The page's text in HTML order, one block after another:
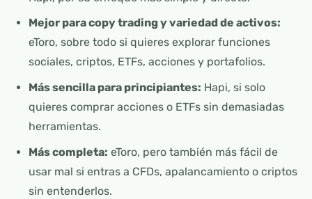
Mejor para copy trading y variedad de activos:
eToro, sobre todo si quieres explorar funciones
sociales, criptos, ETFs, acciones y portafolios.
Más sencilla para principiantes: Hapi, si solo
quieres comprar acciones o ETFs sin demasiadas
herramientas.
Más completa: eToro, pero también más fácil de
usar mal si entras a CFDs, apalancamiento o criptos
sin entenderlos.